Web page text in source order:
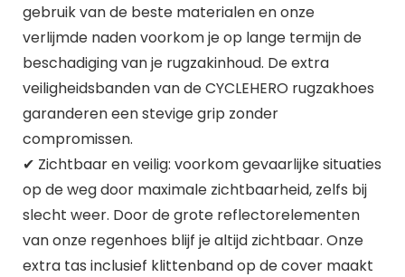
gebruik van de beste materialen en onze
verlijmde naden voorkom je op lange termijn de
beschadiging van je rugzakinhoud. De extra
veiligheidsbanden van de CYCLEHERO rugzakhoes
garanderen een stevige grip zonder
compromissen.
✔ Zichtbaar en veilig: voorkom gevaarlijke situaties
op de weg door maximale zichtbaarheid, zelfs bij
slecht weer. Door de grote reflectorelementen
van onze regenhoes blijf je altijd zichtbaar. Onze
extra tas inclusief klittenband op de cover maakt